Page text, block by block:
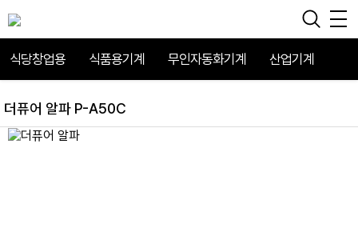
식당창업용 식품용기계 무인자동화기계 산업기계
더퓨어 알파 P-A50C